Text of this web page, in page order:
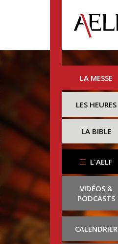
LA MESSE
LES HEURES
LA BIBLE
L'AELF
VIDÉOS &
PODCASTS
CALENDRIER